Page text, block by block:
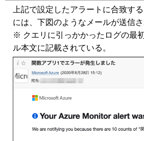
上記で設定したアラートに合致す
には、下図のようなメールが送信さ
※ クエリに引っかかったログの最
ル本文に記載されている。